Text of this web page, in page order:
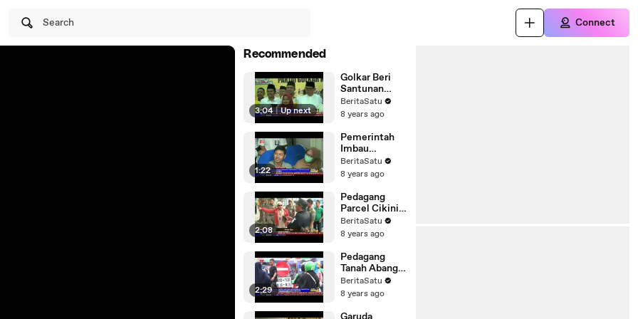
Search Connect
Recommended
3:04 | Up next
Golkar Beri
Santunan
kepada 5.000
Anak Yatim di
BeritaSatu
8 years ago
1:22
Pemerintah
Imbau
Masyarakat
Tidak Mudik
Sepeda Motor
BeritaSatu
8 years ago
2:08
Pedagang
Parcel Cikini
Mengamuk
Saat
BeritaSatu
8 years ago
2:29
Pedagang
Tanah Abang
Tidak Setuju
dengan
Dagang
BeritaSatu
8 years ago